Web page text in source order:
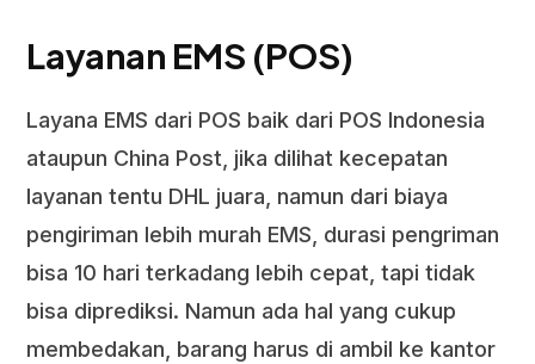
Layanan EMS (POS)
Layana EMS dari POS baik dari POS Indonesia
ataupun China Post, jika dilihat kecepatan
layanan tentu DHL juara, namun dari biaya
pengiriman lebih murah EMS, durasi pengriman
bisa 10 hari terkadang lebih cepat, tapi tidak
bisa diprediksi. Namun ada hal yang cukup
membedakan, barang harus di ambil ke kantor